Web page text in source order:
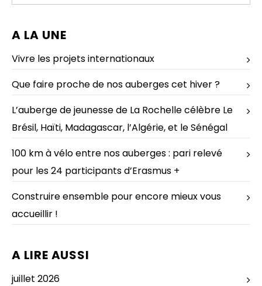
A LA UNE
Vivre les projets internationaux
Que faire proche de nos auberges cet hiver ?
L’auberge de jeunesse de La Rochelle célèbre Le
Brésil, Haïti, Madagascar, l’Algérie, et le Sénégal
100 km à vélo entre nos auberges : pari relevé
pour les 24 participants d’Erasmus +
Construire ensemble pour encore mieux vous
accueillir !
A LIRE AUSSI
juillet 2026